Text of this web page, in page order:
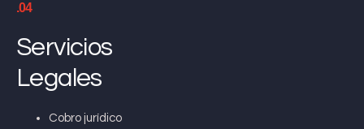
.04
Servicios
Legales
Cobro jurídico